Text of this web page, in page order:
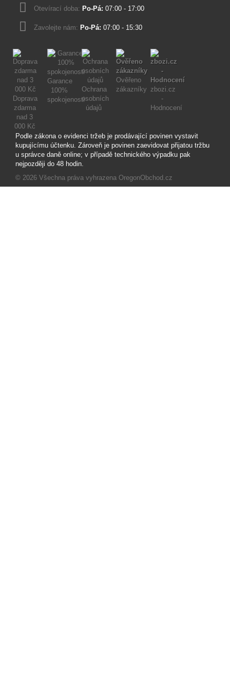
Podle zákona o evidenci tržeb je prodávající povinen vystavit
kupujícímu účtenku. Zároveň je povinen zaevidovat přijatou tržbu
u správce daně online; v případě technického výpadku pak
nejpozději do 48 hodin.
© 2026 Všechna práva vyhrazena OregonObchod.cz
Otevírací doba: Po-Pá: 07:00 - 17:00
Zavolejte nám: Po-Pá: 07:00 - 15:30
Doprava
zdarma
nad 3
000 Kč
Garance
100%
spokojenosti
Ochrana
osobních
údajů
Ověřeno
zákazníky zbozi.cz
-
Hodnocení